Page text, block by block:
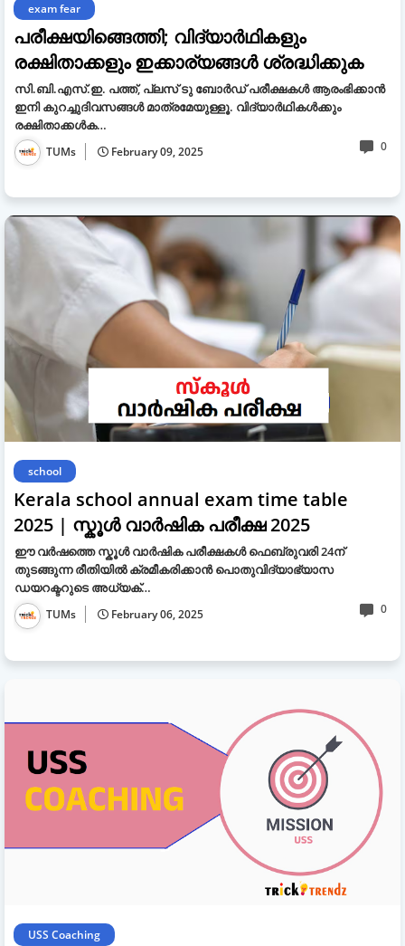
exam fear
പരീക്ഷയിങ്ങെത്തി; വിദ്യാർഥികളും
രക്ഷിതാക്കളും ഇക്കാര്യങ്ങൾ ശ്രദ്ധിക്കുക
സി.ബി.എസ്.ഇ. പത്ത്, പ്ലസ് ടു ബോർഡ് പരീക്ഷകൾ ആരംഭിക്കാൻ
ഇനി കുറച്ചുദിവസങ്ങൾ മാത്രമേയുള്ളൂ. വിദ്യാർഥികൾക്കും
രക്ഷിതാക്കൾക…
TUMs February 09, 2025 0
school
Kerala school annual exam time table
2025 | സ്കൂൾ വാർഷിക പരീക്ഷ 2025
ഈ വർഷത്തെ സ്കൂള്‍ വാർഷിക പരീക്ഷകള്‍ ഫെബ്രുവരി 24ന്
തുടങ്ങുന്ന രീതിയില്‍ ക്രമീകരിക്കാൻ പൊതുവിദ്യാഭ്യാസ
ഡയറക്ടറുടെ അധ്യക്…
TUMs February 06, 2025 0
USS Coaching